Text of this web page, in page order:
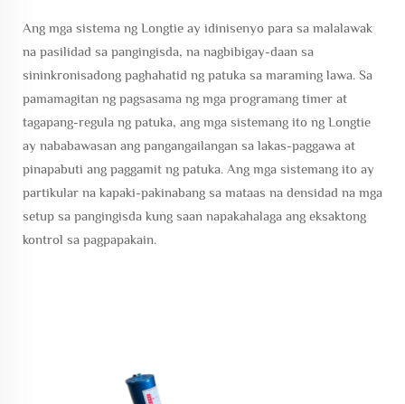
Ang mga sistema ng Longtie ay idinisenyo para sa malalawak
na pasilidad sa pangingisda, na nagbibigay-daan sa
sininkronisadong paghahatid ng patuka sa maraming lawa. Sa
pamamagitan ng pagsasama ng mga programang timer at
tagapang-regula ng patuka, ang mga sistemang ito ng Longtie
ay nababawasan ang pangangailangan sa lakas-paggawa at
pinapabuti ang paggamit ng patuka. Ang mga sistemang ito ay
partikular na kapaki-pakinabang sa mataas na densidad na mga
setup sa pangingisda kung saan napakahalaga ang eksaktong
kontrol sa pagpapakain.